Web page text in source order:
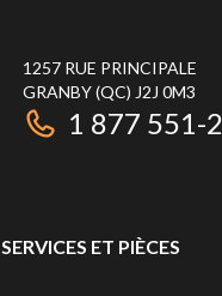
1257 RUE PRINCIPALE
GRANBY(QC) J2J 0M3
1 877 551-
SERVICES ET PIÈCES